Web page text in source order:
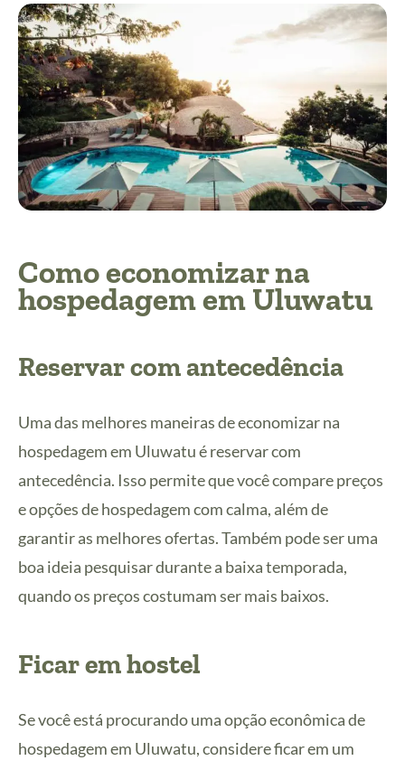
Como economizar na
hospedagem em Uluwatu
Reservar com antecedência
Uma das melhores maneiras de economizar na
hospedagem em Uluwatu é reservar com
antecedência. Isso permite que você compare preços
e opções de hospedagem com calma, além de
garantir as melhores ofertas. Também pode ser uma
boa ideia pesquisar durante a baixa temporada,
quando os preços costumam ser mais baixos.
Ficar em hostel
Se você está procurando uma opção econômica de
hospedagem em Uluwatu, considere ficar em um